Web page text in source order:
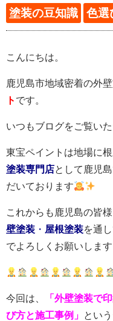
塗装の豆知識 色選
こんにちは。
鹿児島市地域密着の外
ト です。
いつもブログをご覧い
東宝ペイントは地場に
塗装専門店として鹿児
だいております
これからも鹿児島の皆
壁塗装 ・ 屋根塗装を通
でよろしくお願いします
今回は、
「外壁塗装で
び方と施工事例」 とい